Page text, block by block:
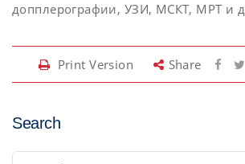
допплерографии, УЗИ, МСКТ, МРТ и
Print Version Share
Search